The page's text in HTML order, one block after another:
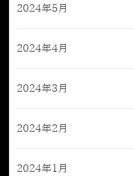
2024年5月
2024年4月
2024年3月
2024年2月
2024年1月